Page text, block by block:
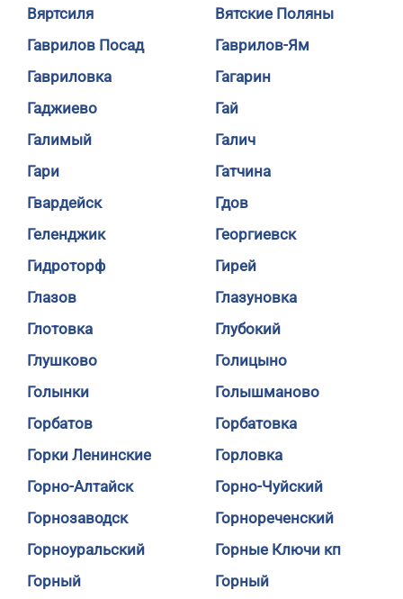
Вяртсиля
Вятские Поляны
Гаврилов Посад
Гаврилов-Ям
Гавриловка
Гагарин
Гаджиево
Гай
Галимый
Галич
Гари
Гатчина
Гвардейск
Гдов
Геленджик
Георгиевск
Гидроторф
Гирей
Глазов
Глазуновка
Глотовка
Глубокий
Глушково
Голицыно
Голынки
Голышманово
Горбатов
Горбатовка
Горки Ленинские
Горловка
Горно-Алтайск
Горно-Чуйский
Горнозаводск
Горнореченский
Горноуральский
Горные Ключи кп
Горный
Горный